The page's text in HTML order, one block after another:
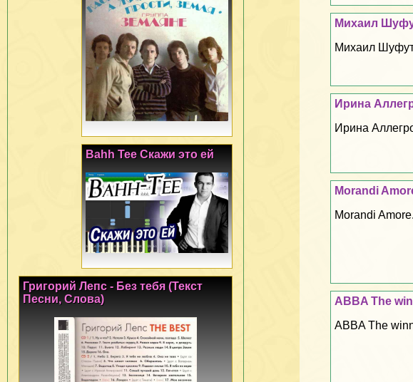
Михаил
Михаил
Ирина
Ирина
Morandi
Morandi
ABBA The
ABBA The
Bahh Tee Скажи это ей
Григорий Лепс - Без тебя (Текст
Песни, Слова)